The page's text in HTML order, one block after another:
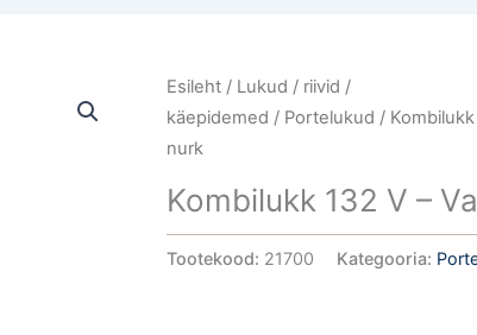
Esileht / Lukud / riivid /
käepidemed / Portelukud /
nurk
Kombilukk 132 V –
Tootekood: 21700 Kategooria: